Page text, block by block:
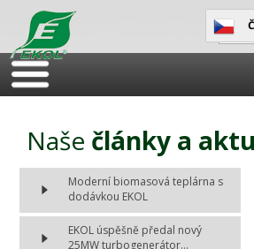
Naše články a
Moderní biomasová teplárna s
dodávkou EKOL
EKOL úspěšně předal nový
25MW turbogenerátor...